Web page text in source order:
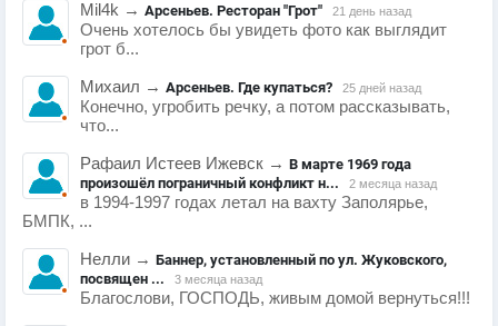
Mil4k → Арсеньев. Ресторан "Грот" 21 день назад
Очень хотелось бы увидеть фото как выглядит
грот б...
Михаил → Арсеньев. Где купаться? 25 дней назад
Конечно, угробить речку, а потом рассказывать,
что...
Рафаил Истеев Ижевск → В марте 1969 года
произошёл пограничный конфликт н...
2 месяца назад
в 1994-1997 годах летал на вахту Заполярье,
БМПК, ...
Нелли → Баннер, установленный по ул. Жуковского,
посвящен ...
3 месяца назад
Благослови, ГОСПОДЬ, живым домой вернуться!!!